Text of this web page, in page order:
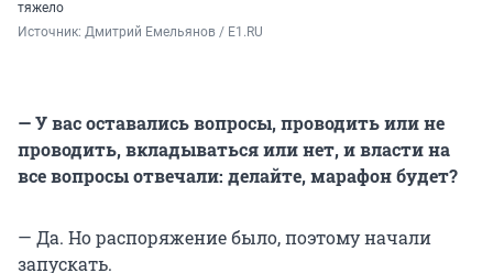
тяжело
Источник: Дмитрий Емельянов / E1.RU
— У вас оставались вопросы, проводить или не
проводить, вкладываться или нет, и власти на
все вопросы отвечали: делайте, марафон будет?
— Да. Но распоряжение было, поэтому начали
запускать.